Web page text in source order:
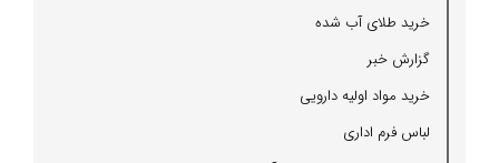
خرید طلای آب شده
گزارش خبر
خرید مواد اولیه دارویی
لباس فرم اداری